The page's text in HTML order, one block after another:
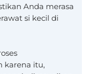
Anda merasa
si kecil di
karena itu,